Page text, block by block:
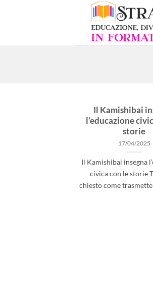
Il Kamishibai
l’educazione
storie
17/04/2025
Il Kamishibai insegna
civica con le storie
chiesto come